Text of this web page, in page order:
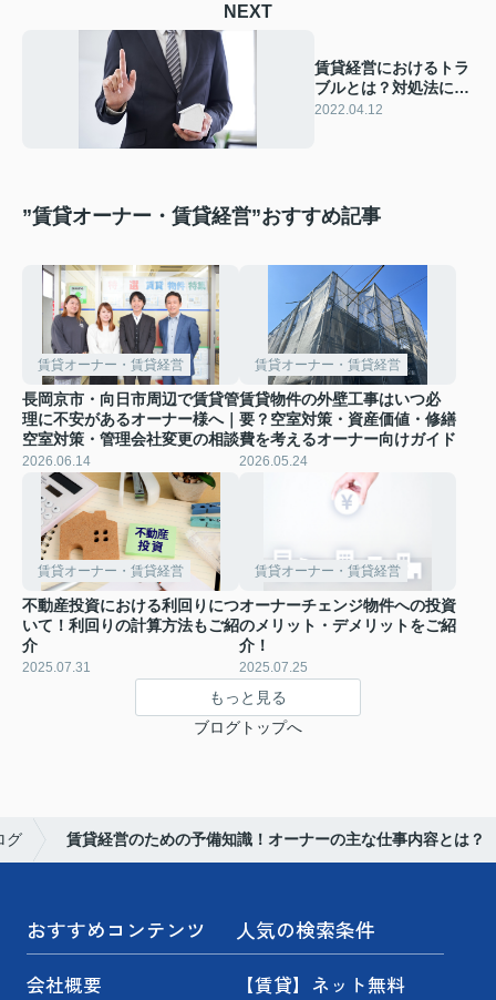
NEXT
賃貸経営におけるトラ
ブルとは？対処法につ
いても解説
2022.04.12
”賃貸オーナー・賃貸経営”おすすめ記事
賃貸オーナー・賃貸経営
長岡京市・向日市周辺で賃貸管
理に不安があるオーナー様へ｜
空室対策・管理会社変更の相談
2026.06.14
賃貸オーナー・賃貸経営
賃貸物件の外壁工事はいつ必
要？空室対策・資産価値・修繕
費を考えるオーナー向けガイド
2026.05.24
賃貸オーナー・賃貸経営
不動産投資における利回りにつ
いて！利回りの計算方法もご紹
介
2025.07.31
賃貸オーナー・賃貸経営
オーナーチェンジ物件への投資
のメリット・デメリットをご紹
介！
2025.07.25
もっと見る
ブログトップへ
グ 賃貸経営のための予備知識！オーナーの主な仕事内容とは？
おすすめコンテンツ
会社概要
人気の検索条件
【賃貸】ネット無料